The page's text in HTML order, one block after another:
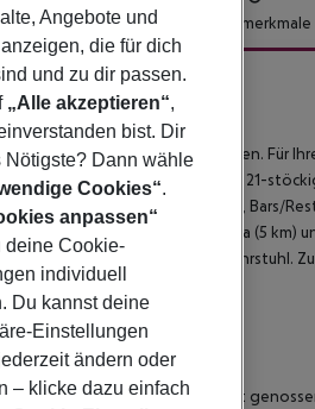
Hotelmerkmale
Zimmer, verteilt auf 21 Etagen. Für
und eine Rezeption. In dem 21-
die U-Bahn, Bars/
OPO (15 km), Casa Da Musica (5
und rollstuhlgerechter Fahrstuhl.
kann in einem Restaurant
Angebote und
die für dich
und zu dir passen.
„Alle akzeptieren“,
bist. Dir
Nötigste? Dann wähle
Cookies“.
anpassen“
deine Cookie-
individuell
Du kannst deine
Einstellungen
ändern oder
– klicke dazu einfach